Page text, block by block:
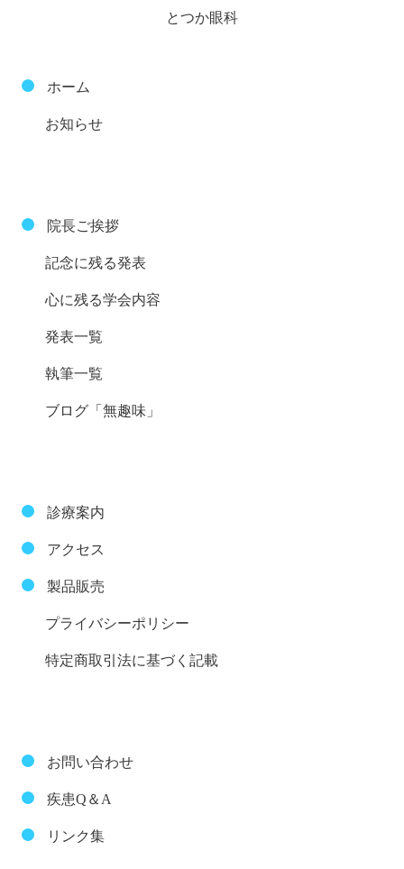
とつか眼科
ホーム
お知らせ
院長ご挨拶
記念に残る発表
心に残る学会内容
発表一覧
執筆一覧
ブログ「無趣味」
診療案内
アクセス
製品販売
プライバシーポリシー
特定商取引法に基づく記載
お問い合わせ
疾患Q＆A
リンク集